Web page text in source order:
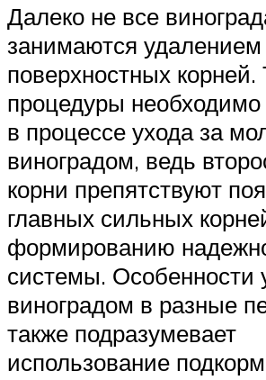
Далеко не все
занимаются удалением
поверхностных корней.
процедуры необходимо
в процессе ухода за
виноградом, ведь
корни препятствуют
главных сильных
формированию
системы. Особенности
виноградом в разные
также подразумевает
использование